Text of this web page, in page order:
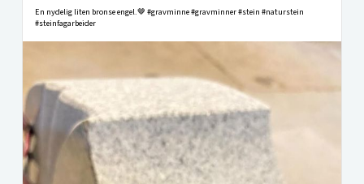
En nydelig liten bronse engel.🤎 #gravminne #gravminner #stein #naturstein
#steinfagarbeider